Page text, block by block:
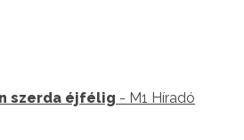
szerda éjfélig - M1 Híradó